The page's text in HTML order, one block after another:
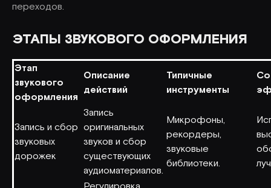
переходов.
ЭТАПЫ ЗВУКОВОГО ОФОРМЛЕНИЯ
Этап
звукового
оформления
Описание
действий
Типичные
инструменты
Запись и сбор
звуковых
дорожек
Запись
оригинальных
звуков и сбор
существующих
аудиоматериалов.
Микрофоны,
рекордеры,
звуковые
библиотеки.